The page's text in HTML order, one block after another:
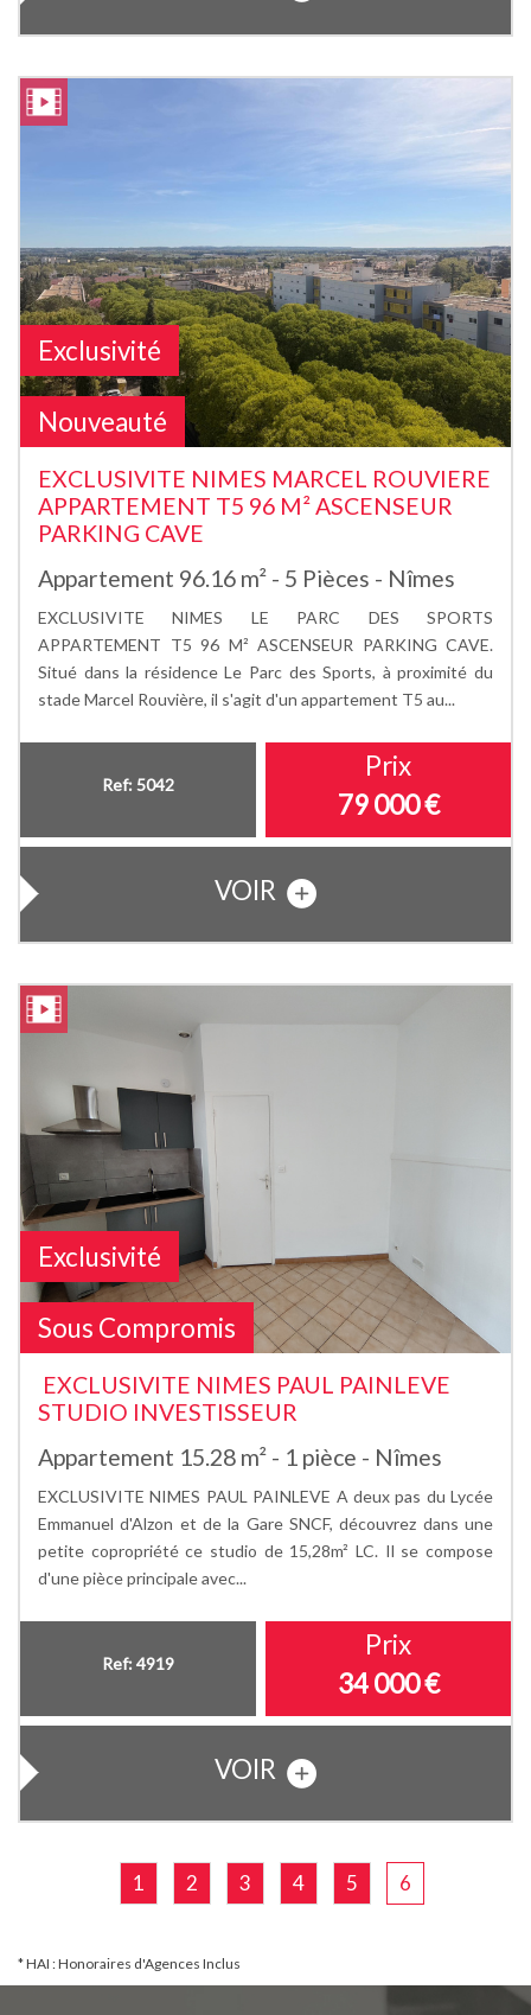
Exclusivité
Nouveauté
EXCLUSIVITE NIMES MARCEL ROUVIERE
APPARTEMENT T5 96 M² ASCENSEUR
PARKING CAVE
Appartement 96.16 m² - 5 Pièces - Nîmes
EXCLUSIVITE NIMES LE PARC DES SPORTS
APPARTEMENT T5 96 M² ASCENSEUR PARKING CAVE.
Situé dans la résidence Le Parc des Sports, à proximité du
stade Marcel Rouvière, il s'agit d'un appartement T5 au...
Ref: 5042
Prix
79 000€
VOIR
Sous Compromis
Exclusivité
EXCLUSIVITE NIMES PAUL PAINLEVE
STUDIO INVESTISSEUR
Appartement 15.28 m² - 1 pièce - Nîmes
EXCLUSIVITE NIMES PAUL PAINLEVE A deux pas du Lycée
Emmanuel d'Alzon et de la Gare SNCF, découvrez dans une
petite copropriété ce studio de 15,28m² LC. Il se compose
d'une pièce principale avec...
Ref: 4919
Prix
34 000€
VOIR
1 2 3 4 5 6
* HAI : Honoraires d'Agences Inclus